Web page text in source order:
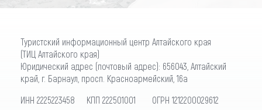
Туристский информационный центр Алтайского края
(ТИЦ Алтайского края)
Юридический адрес (почтовый адрес): 656043, Алтайский
край, г. Барнаул, просп. Красноармейский, 16а
ИНН 2225223458 КПП 222501001 ОГРН 1212200029612